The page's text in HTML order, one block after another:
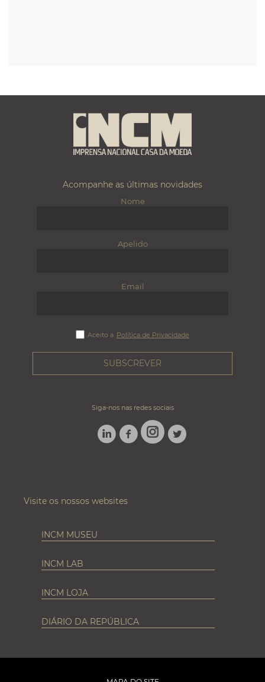
Acompanhe as últimas novidades
Nome
Apelido
Email
Aceito a Política de Privacidade
Siga-nos nas redes sociais
LINKEDINFACEBOOK
INSTAGRAM
TWITTER
Visite os nossos websites
INCM MUSEU
INCM LAB
INCM LOJA
DIÁRIO DA REPÚBLICA